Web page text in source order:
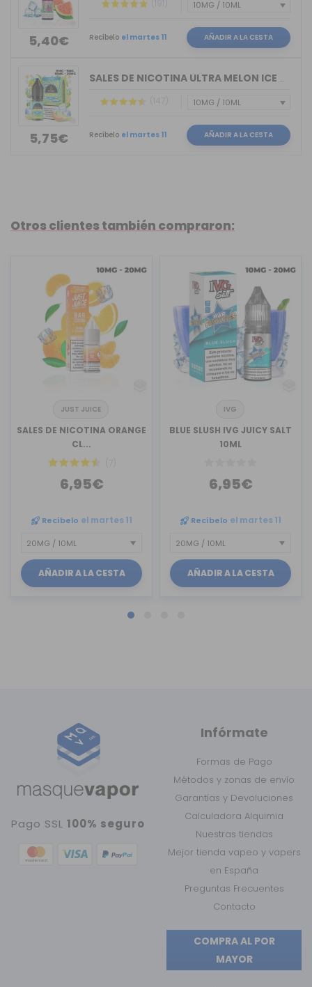
5,40€
(191)
Recíbelo el martes 11 AÑADIR A LA CESTA
5,75€
SALES DE NICOTINA ULTRA MELON ICE BAR...
(147)
Recíbelo el martes 11 AÑADIR A LA CESTA
Otros clientes también compraron:
JUST JUICE
SALES DE NICOTINA ORANGE
CL...
(7)
6,95€
Recíbelo el martes 11
AÑADIR A LA CESTA
IVG
BLUE SLUSH IVG JUICY SALT
10ML
6,95€
Recíbelo el martes 11
AÑADIR A LA CESTA
Pago SSL100% seguro
Infórmate
Formas de Pago
Métodos y zonas de envío
Garantías y Devoluciones
Calculadora Alquimia
Nuestras tiendas
Mejor tienda vapeo y vapers
en España
Preguntas Frecuentes
Contacto
COMPRA AL POR
MAYOR